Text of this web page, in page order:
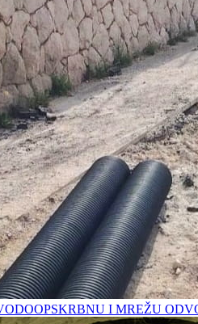
I MREŽU